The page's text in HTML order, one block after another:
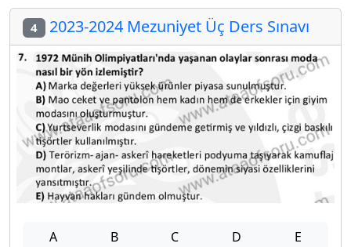
4 2023-2024 Mezuniyet Üç Ders Sınavı
A B C D E